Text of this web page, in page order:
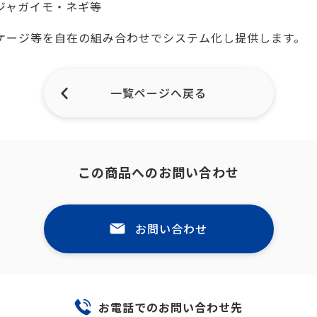
ャガイモ・ネギ等
ジ等を自在の組み合わせでシステム化し提供します。
一覧ページへ戻る
この商品へのお問い合わせ
お問い合わせ
お電話でのお問い合わせ先